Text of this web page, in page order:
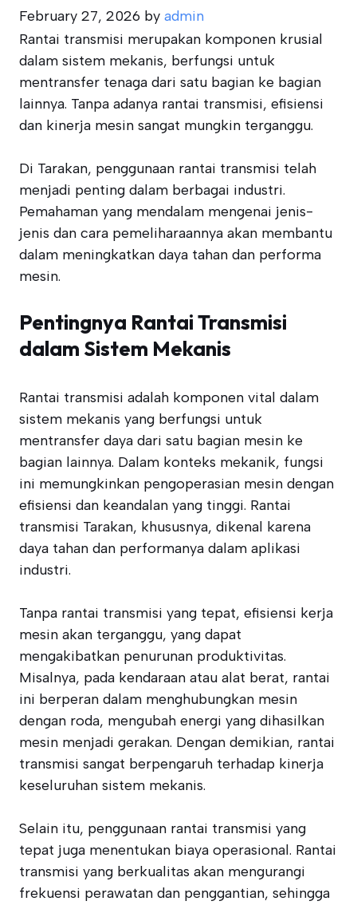
February 27, 2026 by admin
Rantai transmisi merupakan komponen krusial
dalam sistem mekanis, berfungsi untuk
mentransfer tenaga dari satu bagian ke bagian
lainnya. Tanpa adanya rantai transmisi, efisiensi
dan kinerja mesin sangat mungkin terganggu.
Di Tarakan, penggunaan rantai transmisi telah
menjadi penting dalam berbagai industri.
Pemahaman yang mendalam mengenai jenis-
jenis dan cara pemeliharaannya akan membantu
dalam meningkatkan daya tahan dan performa
mesin.
Pentingnya Rantai Transmisi
dalam Sistem Mekanis
Rantai transmisi adalah komponen vital dalam
sistem mekanis yang berfungsi untuk
mentransfer daya dari satu bagian mesin ke
bagian lainnya. Dalam konteks mekanik, fungsi
ini memungkinkan pengoperasian mesin dengan
efisiensi dan keandalan yang tinggi. Rantai
transmisi Tarakan, khususnya, dikenal karena
daya tahan dan performanya dalam aplikasi
industri.
Tanpa rantai transmisi yang tepat, efisiensi kerja
mesin akan terganggu, yang dapat
mengakibatkan penurunan produktivitas.
Misalnya, pada kendaraan atau alat berat, rantai
ini berperan dalam menghubungkan mesin
dengan roda, mengubah energi yang dihasilkan
mesin menjadi gerakan. Dengan demikian, rantai
transmisi sangat berpengaruh terhadap kinerja
keseluruhan sistem mekanis.
Selain itu, penggunaan rantai transmisi yang
tepat juga menentukan biaya operasional. Rantai
transmisi yang berkualitas akan mengurangi
frekuensi perawatan dan penggantian, sehingga